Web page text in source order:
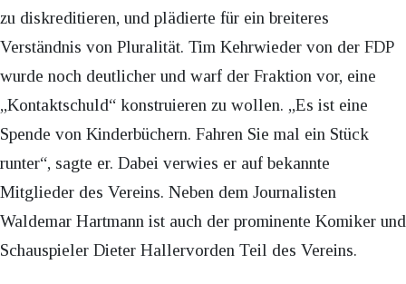
zu diskreditieren, und plädierte für ein breiteres
Verständnis von Pluralität. Tim Kehrwieder von der FDP
wurde noch deutlicher und warf der Fraktion vor, eine
„Kontaktschuld“ konstruieren zu wollen. „Es ist eine
Spende von Kinderbüchern. Fahren Sie mal ein Stück
runter“, sagte er. Dabei verwies er auf bekannte
Mitglieder des Vereins. Neben dem Journalisten
Waldemar Hartmann ist auch der prominente Komiker und
Schauspieler Dieter Hallervorden Teil des Vereins.